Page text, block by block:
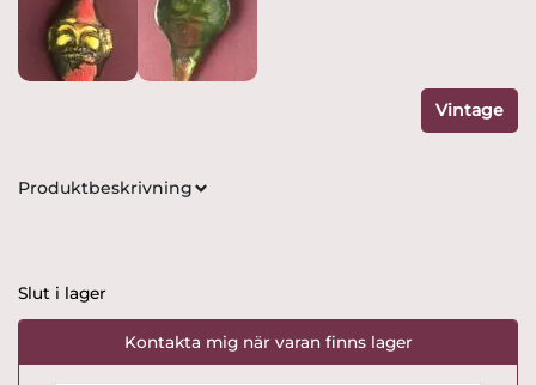
Vintage
Produktbeskrivning
Slut i lager
Kontakta mig när varan finns lager